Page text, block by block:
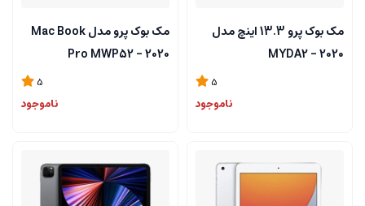
مک بوک پرو 13.3 اینچ مدل
MYDA2 - 2020
5
ناموجود
مک بوک پرو مدل Mac Book
Pro MWP52 - 2020
5
ناموجود